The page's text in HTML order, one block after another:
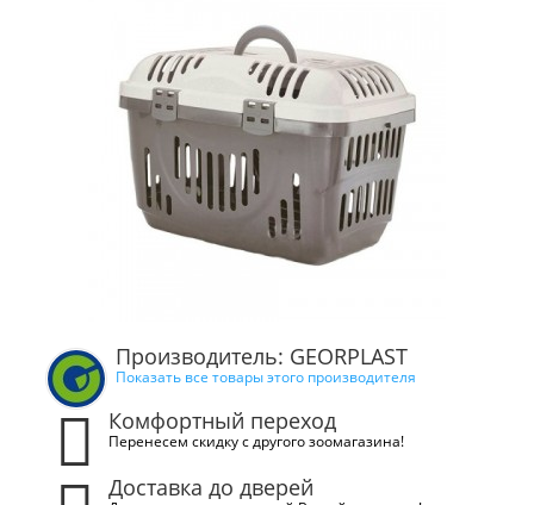
Производитель: GEORPLAST
Показать все товары этого производителя
Комфортный переход
Перенесем скидку с другого зоомагазина!
Доставка до дверей